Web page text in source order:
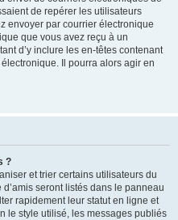
de repérer les utilisateurs
envoyer par courrier électronique
que vous avez reçu à un
d’y inclure les en-têtes contenant
Il pourra alors agir en
?
et trier certains utilisateurs du
seront listés dans le panneau
rapidement leur statut en ligne et
le style utilisé, les messages publiés